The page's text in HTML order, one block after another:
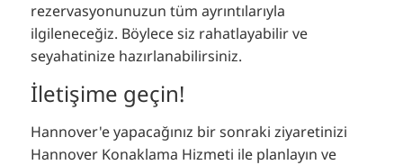
rezervasyonunuzun tüm ayrıntılarıyla
ilgileneceğiz. Böylece siz rahatlayabilir ve
seyahatinize hazırlanabilirsiniz.
İletişime geçin!
Hannover'e yapacağınız bir sonraki ziyaretinizi
Hannover Konaklama Hizmeti ile planlayın ve